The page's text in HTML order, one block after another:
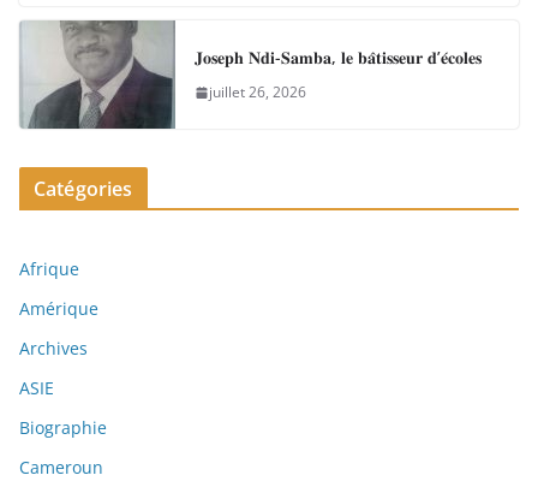
𝐉𝐨𝐬𝐞𝐩𝐡 𝐍𝐝𝐢-𝐒𝐚𝐦𝐛𝐚, 𝐥𝐞 𝐛𝐚̂𝐭𝐢𝐬𝐬𝐞𝐮𝐫 𝐝’𝐞́𝐜𝐨𝐥𝐞𝐬
juillet 26, 2026
Catégories
Afrique
Amérique
Archives
ASIE
Biographie
Cameroun